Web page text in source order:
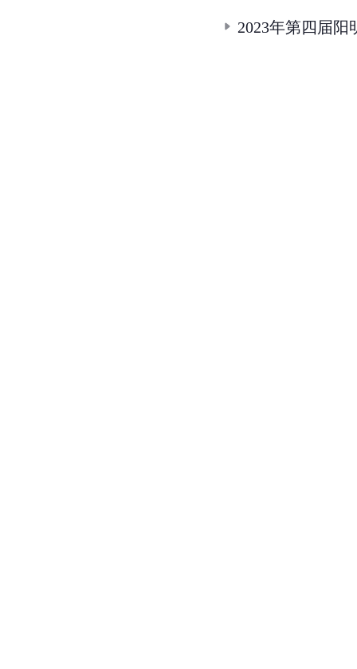
2023年第四届